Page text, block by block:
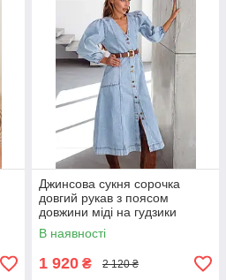
Джинсова сукня сорочка
довгий рукав з поясом
довжини міді на гудзики
блакитна
В наявності
1 920 ₴ 2 120 ₴